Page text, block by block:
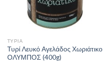
ΤΥΡΙΆ
Τυρί Λευκό Αγελάδος Χωριάτικο
ΟΛΥΜΠΟΣ (400g)